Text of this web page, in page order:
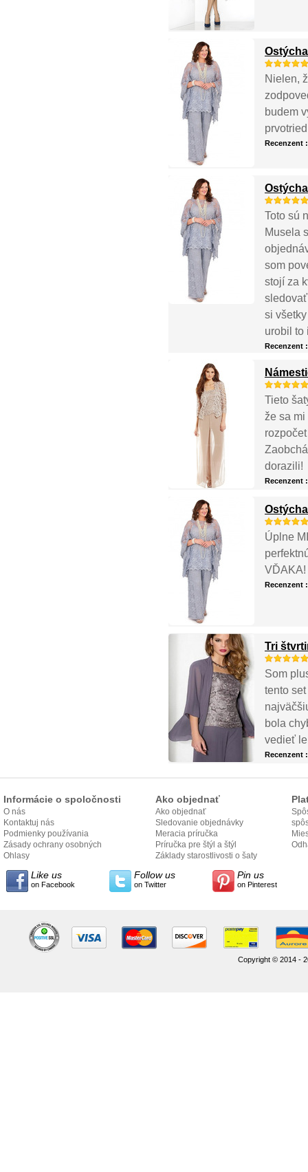
Nielen,
budem
Recenzent
Toto sú
Musela
som
stojí za
si
urobil to
Recenzent
Tieto
že sa
dorazili!
Recenzent
Úplne
VĎAKA!
Recenzent
Tri
Som
tento
bola
vedieť
Recenzent
Informácie o spoločnosti
O nás
Kontaktuj nás
Podmienky používania
Zásady ochrany osobných
údajov
Ohlasy
Ako objednať
Ako objednať
Sledovanie objednávky
Meracia príručka
Príručka pre štýl a štýl
Základy starostlivosti o šaty
Like us
on Facebook
Follow us
on Twitter
Pin us
on Pinterest
Copyright © 2014 -